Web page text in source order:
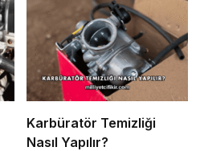
Karbüratör Temizliği
Nasıl Yapılır?